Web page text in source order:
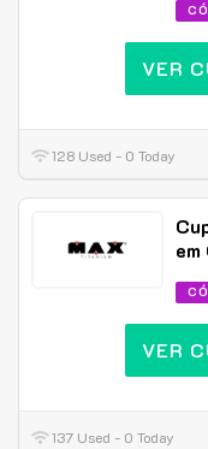
VER
128 Used - 0 Today
VER
137 Used - 0 Today